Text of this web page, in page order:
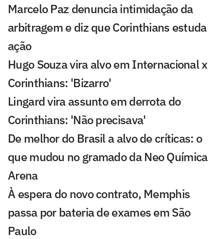
Marcelo Paz denuncia intimidação da
arbitragem e diz que Corinthians estuda
ação
Hugo Souza vira alvo em Internacional x
Corinthians: 'Bizarro'
Lingard vira assunto em derrota do
Corinthians: 'Não precisava'
De melhor do Brasil a alvo de críticas: o
que mudou no gramado da Neo Química
Arena
À espera do novo contrato, Memphis
passa por bateria de exames em São
Paulo